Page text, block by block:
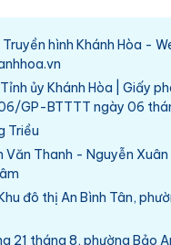
hình Khánh Hòa -
ủy Khánh Hòa | Giấy
GP-BTTTT ngày 06
Triều
Văn Thanh - Nguyễn
đô thị An Bình Tân,
21 tháng 8, phường Bảo